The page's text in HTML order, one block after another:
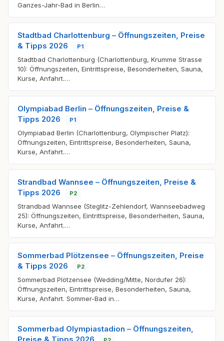
Ganzes-Jahr-Bad in Berlin…
Stadtbad Charlottenburg – Öffnungszeiten, Preise
& Tipps 2026
P1
Stadtbad Charlottenburg (Charlottenburg, Krumme Strasse
10): Öffnungszeiten, Eintrittspreise, Besonderheiten, Sauna,
Kurse, Anfahrt.…
Olympiabad Berlin – Öffnungszeiten, Preise &
Tipps 2026
P1
Olympiabad Berlin (Charlottenburg, Olympischer Platz):
Öffnungszeiten, Eintrittspreise, Besonderheiten, Sauna,
Kurse, Anfahrt.…
Strandbad Wannsee – Öffnungszeiten, Preise &
Tipps 2026
P2
Strandbad Wannsee (Steglitz-Zehlendorf, Wannseebadweg
25): Öffnungszeiten, Eintrittspreise, Besonderheiten, Sauna,
Kurse, Anfahrt.…
Sommerbad Plötzensee – Öffnungszeiten, Preise
& Tipps 2026
P2
Sommerbad Plötzensee (Wedding/Mitte, Nordufer 26):
Öffnungszeiten, Eintrittspreise, Besonderheiten, Sauna,
Kurse, Anfahrt. Sommer-Bad in…
Sommerbad Olympiastadion – Öffnungszeiten,